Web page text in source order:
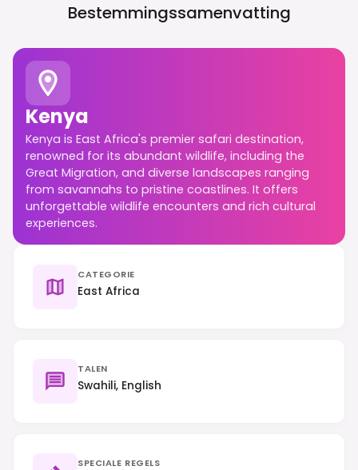
Bestemmingssamenvatting
Kenya
Kenya is East Africa's premier safari destination,
renowned for its abundant wildlife, including the
Great Migration, and diverse landscapes ranging
from savannahs to pristine coastlines. It offers
unforgettable wildlife encounters and rich cultural
experiences.
CATEGORIE
East Africa
TALEN
Swahili, English
SPECIALE REGELS